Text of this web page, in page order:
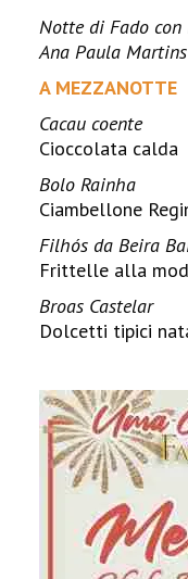
Notte di Fado
Ana Paula
A MEZZANOTTE
Cacau coente
Cioccolata calda
Bolo Rainha
Ciambellone
Filhós da Beira
Frittelle alla
Broas Castelar
Dolcetti tipici